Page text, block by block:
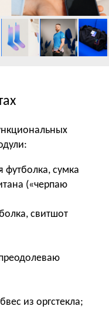
футболка, сумка
(«черпаю
свитшот
из оргстекла;